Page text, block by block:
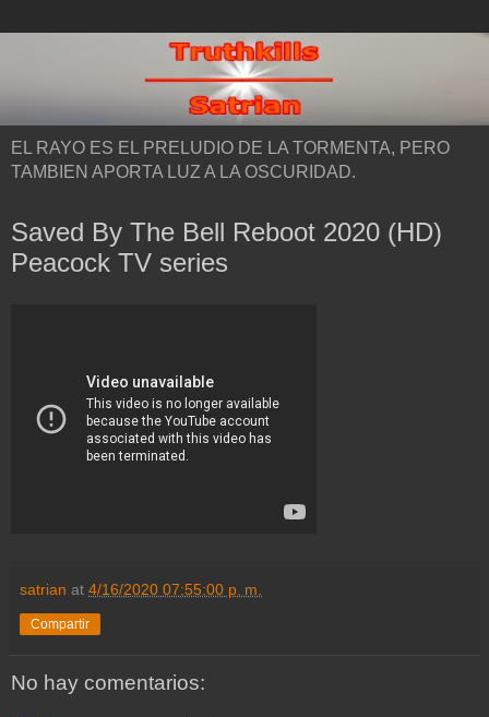
EL RAYO ES EL PRELUDIO DE LA TORMENTA, PERO
TAMBIEN APORTA LUZ A LA OSCURIDAD.
Saved By The Bell Reboot 2020 (HD)
Peacock TV series
satrian at 4/16/2020 07:55:00 p. m.
Compartir
No hay comentarios: